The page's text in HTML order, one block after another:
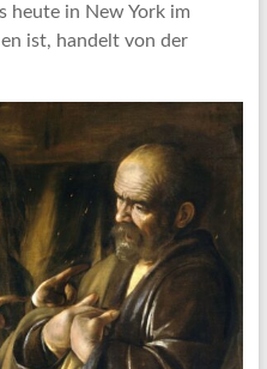
heute in New York im
ist, handelt von der